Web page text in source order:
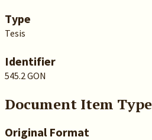
Type
Tesis
Identifier
545.2 GON
Document Item
Original Format